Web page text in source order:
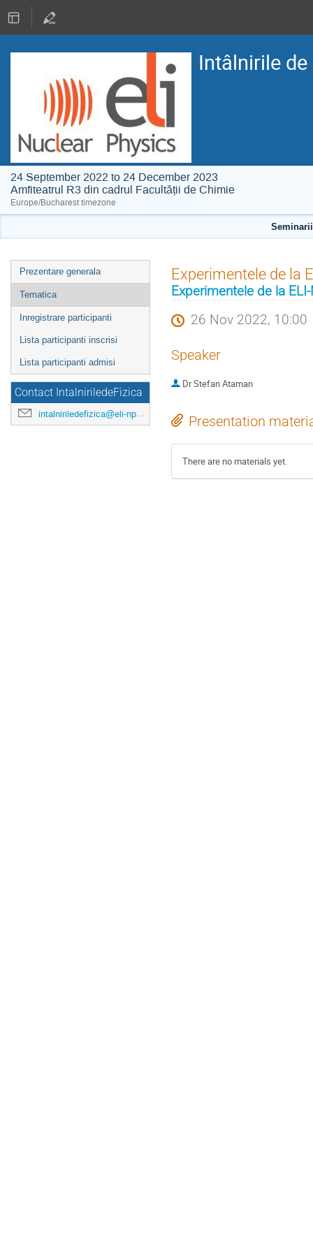
Intâlnirile
24 September 2022 to 24 December 2023
Amfiteatrul R3 din cadrul Facultății de Chimie
Europe/Bucharest timezone
Event
menu
Prezentare generala
Tematica
Inregistrare participanti
Lista participanti inscrisi
Lista participanti admisi
Contact IntalniriledeFizica
intalniriledefizica@eli-np.ro
Experimentele de la
Experimentele de la
26 Nov 2022, 10:00
Speaker
DrStefan Ataman
Presentation
There are no materials yet.